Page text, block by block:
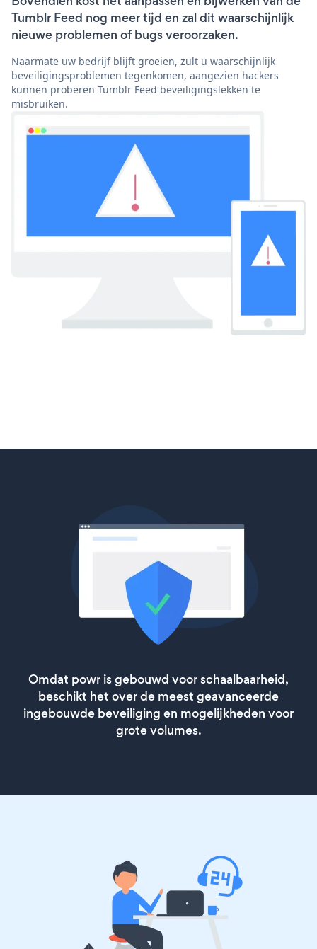
Tumblr Feed nog meer tijd en zal dit waarschijnlijk
nieuwe problemen of bugs veroorzaken.
Naarmate uw bedrijf blijft groeien, zult u waarschijnlijk
beveiligingsproblemen tegenkomen, aangezien hackers
kunnen proberen Tumblr Feed beveiligingslekken te
misbruiken.
Omdat powr is gebouwd voor schaalbaarheid,
beschikt het over de meest geavanceerde
ingebouwde beveiliging en mogelijkheden voor
grote volumes.